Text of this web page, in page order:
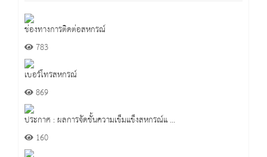
ช่องทางการติดต่อสหกรณ์
783
เบอร์โทรสหกรณ์
869
ประกาศ : ผลการจัดชั้นความเข็มแข็งสหกรณ์แ ...
160